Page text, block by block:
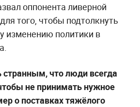
оппонента ливерной
того, чтобы подтолкнуть
изменению политики в
странным, что люди всегда
не принимать нужное
о поставках тяжёлого